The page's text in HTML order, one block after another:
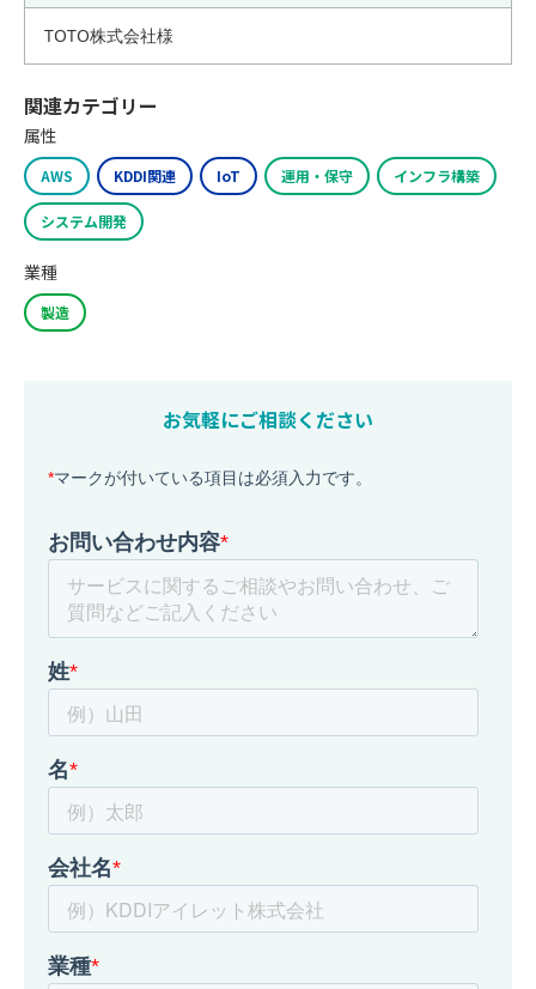
TOTO株式会社様
関連カテゴリー
属性
AWS KDDI関連 IoT 運用・保守 インフラ構築
システム開発
業種
製造
お気軽にご相談ください